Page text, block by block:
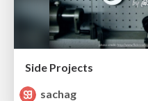
Side Projects
sachag